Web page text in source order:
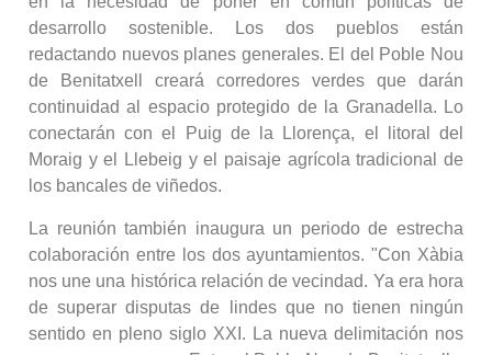
desarrollo sostenible. Los dos pueblos están
redactando nuevos planes generales. El del Poble Nou
de Benitatxell creará corredores verdes que darán
continuidad al espacio protegido de la Granadella. Lo
conectarán con el Puig de la Llorença, el litoral del
Moraig y el Llebeig y el paisaje agrícola tradicional de
los bancales de viñedos.
La reunión también inaugura un periodo de estrecha
colaboración entre los dos ayuntamientos. "Con Xàbia
nos une una histórica relación de vecindad. Ya era hora
de superar disputas de lindes que no tienen ningún
sentido en pleno siglo XXI. La nueva delimitación nos